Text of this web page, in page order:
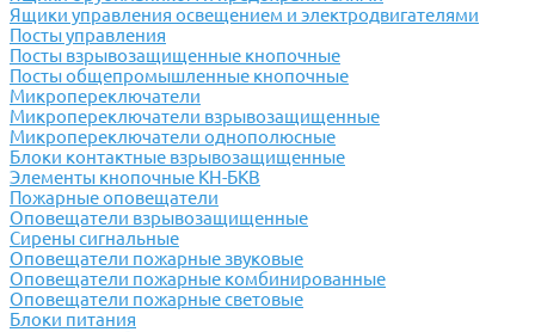
Ящики управления освещением и электродвигателями
Посты управления
Посты взрывозащищенные кнопочные
Посты общепромышленные кнопочные
Микропереключатели
Микропереключатели взрывозащищенные
Микропереключатели однополюсные
Блоки контактные взрывозащищенные
Элементы кнопочные КН-БКВ
Пожарные оповещатели
Оповещатели взрывозащищенные
Сирены сигнальные
Оповещатели пожарные звуковые
Оповещатели пожарные комбинированные
Оповещатели пожарные световые
Блоки питания